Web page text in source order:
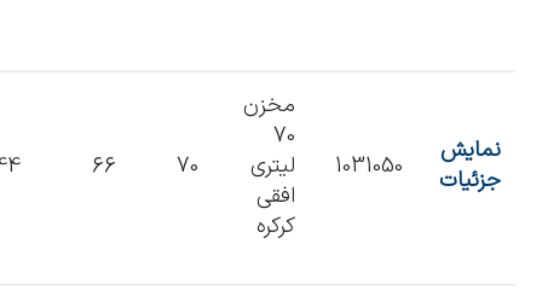
نمایش
جزئیات
1031050
مخزن
70
لیتری
افقی
کرکره
70
66